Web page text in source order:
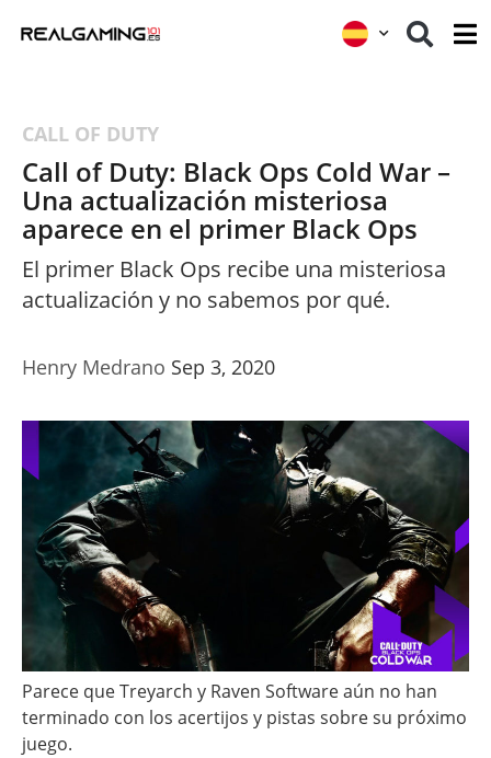
CALL OF DUTY
Call of Duty: Black Ops Cold War –
Una actualización misteriosa
aparece en el primer Black Ops
El primer Black Ops recibe una misteriosa
actualización y no sabemos por qué.
Henry Medrano Sep 3, 2020
Parece que Treyarch y Raven Software aún no han
terminado con los acertijos y pistas sobre su próximo
juego.